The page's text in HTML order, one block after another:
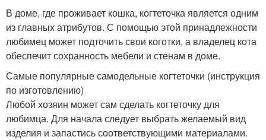
Материал для
когтеточки
Заготовки для
когтеточки
Труба для когтеточки
В доме, где проживает кошка, когтеточка является одним
из главных атрибутов. С помощью этой принадлежности
любимец может подточить свои коготки, а владелец кота
обеспечит сохранность мебели и стенам в доме.
Самые популярные самодельные когтеточки (инструкция
по изготовлению)
Любой хозяин может сам сделать когтеточку для
любимца. Для начала следует выбрать желаемый вид
изделия и запастись соответствующими материалами.